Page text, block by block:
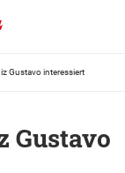
Gustavo interessiert
Gustavo